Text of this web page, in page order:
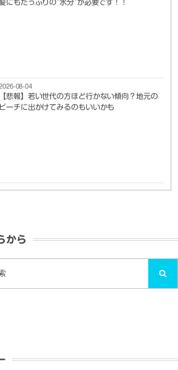
にもたっぷりの”水分”が必要です！！
08-04
【悲報】若い世代の方ほど行かない傾向？地元の
ビーチに出かけてみるのもいいかも
から